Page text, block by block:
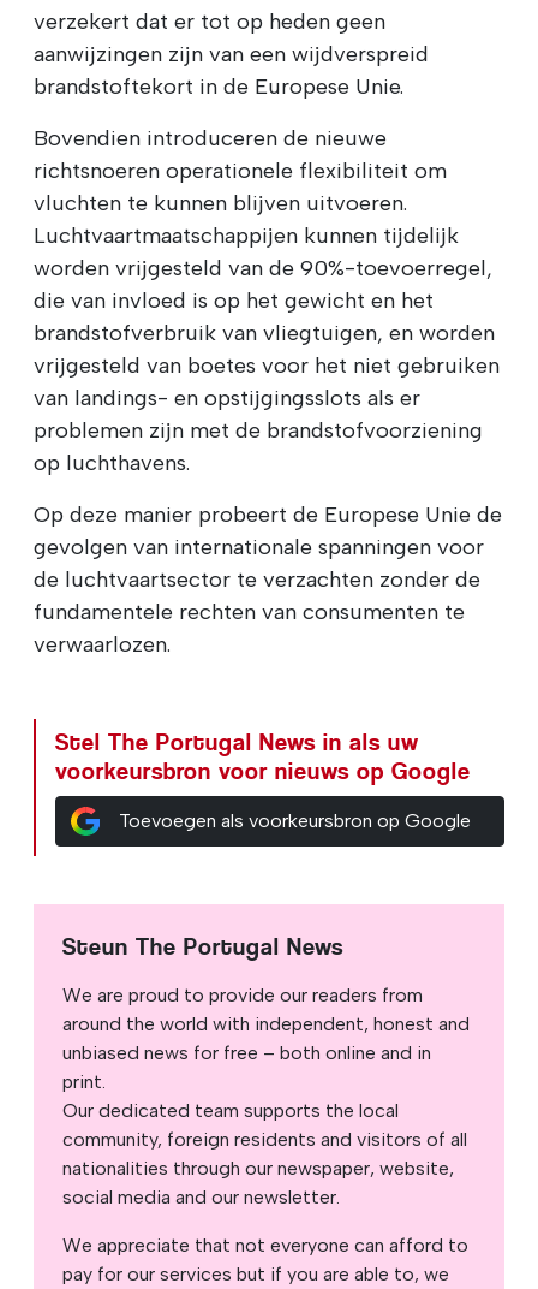
verzekert dat er tot op heden geen
aanwijzingen zijn van een wijdverspreid
brandstoftekort in de Europese Unie.
Bovendien introduceren de nieuwe
richtsnoeren operationele flexibiliteit om
vluchten te kunnen blijven uitvoeren.
Luchtvaartmaatschappijen kunnen tijdelijk
worden vrijgesteld van de 90%-toevoerregel,
die van invloed is op het gewicht en het
brandstofverbruik van vliegtuigen, en worden
vrijgesteld van boetes voor het niet gebruiken
van landings- en opstijgingsslots als er
problemen zijn met de brandstofvoorziening
op luchthavens.
Op deze manier probeert de Europese Unie de
gevolgen van internationale spanningen voor
de luchtvaartsector te verzachten zonder de
fundamentele rechten van consumenten te
verwaarlozen.
Stel The Portugal News in als uw
voorkeursbron voor nieuws op Google
Toevoegen als voorkeursbron op Google
Steun The Portugal News
We are proud to provide our readers from
around the world with independent, honest and
unbiased news for free – both online and in
print.
Our dedicated team supports the local
community, foreign residents and visitors of all
nationalities through our newspaper, website,
social media and our newsletter.
We appreciate that not everyone can afford to
pay for our services but if you are able to, we